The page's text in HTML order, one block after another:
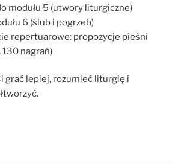
modułu 5 (utwory liturgiczne)
6 (ślub i pogrzeb)
repertuarowe: propozycje pieśni
130 nagrań)
grać lepiej, rozumieć liturgię i